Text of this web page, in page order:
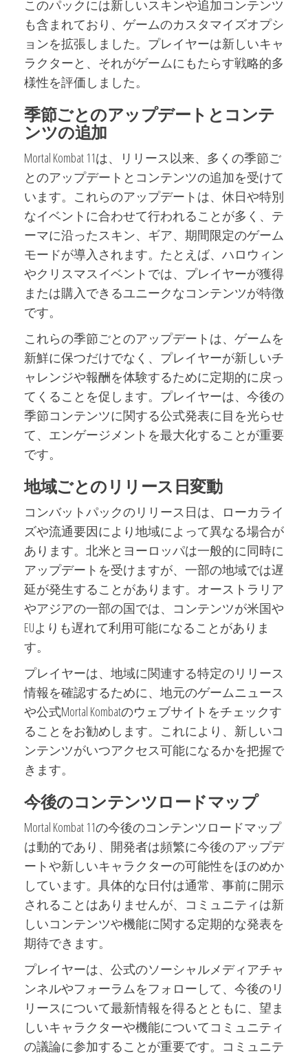
このパックには新しいスキンや追加コンテンツ
も含まれており、ゲームのカスタマイズオプシ
ョンを拡張しました。プレイヤーは新しいキャ
ラクターと、それがゲームにもたらす戦略的多
様性を評価しました。
季節ごとのアップデートとコンテ
ンツの追加
Mortal Kombat 11は、リリース以来、多くの季節ご
とのアップデートとコンテンツの追加を受けて
います。これらのアップデートは、休日や特別
なイベントに合わせて行われることが多く、テ
ーマに沿ったスキン、ギア、期間限定のゲーム
モードが導入されます。たとえば、ハロウィン
やクリスマスイベントでは、プレイヤーが獲得
または購入できるユニークなコンテンツが特徴
です。
これらの季節ごとのアップデートは、ゲームを
新鮮に保つだけでなく、プレイヤーが新しいチ
ャレンジや報酬を体験するために定期的に戻っ
てくることを促します。プレイヤーは、今後の
季節コンテンツに関する公式発表に目を光らせ
て、エンゲージメントを最大化することが重要
です。
地域ごとのリリース日変動
コンバットパックのリリース日は、ローカライ
ズや流通要因により地域によって異なる場合が
あります。北米とヨーロッパは一般的に同時に
アップデートを受けますが、一部の地域では遅
延が発生することがあります。オーストラリア
やアジアの一部の国では、コンテンツが米国や
EUよりも遅れて利用可能になることがありま
す。
プレイヤーは、地域に関連する特定のリリース
情報を確認するために、地元のゲームニュース
や公式Mortal Kombatのウェブサイトをチェックす
ることをお勧めします。これにより、新しいコ
ンテンツがいつアクセス可能になるかを把握で
きます。
今後のコンテンツロードマップ
Mortal Kombat 11の今後のコンテンツロードマップ
は動的であり、開発者は頻繁に今後のアップデ
ートや新しいキャラクターの可能性をほのめか
しています。具体的な日付は通常、事前に開示
されることはありませんが、コミュニティは新
しいコンテンツや機能に関する定期的な発表を
期待できます。
プレイヤーは、公式のソーシャルメディアチャ
ンネルやフォーラムをフォローして、今後のリ
リースについて最新情報を得るとともに、望ま
しいキャラクターや機能についてコミュニティ
の議論に参加することが重要です。コミュニテ